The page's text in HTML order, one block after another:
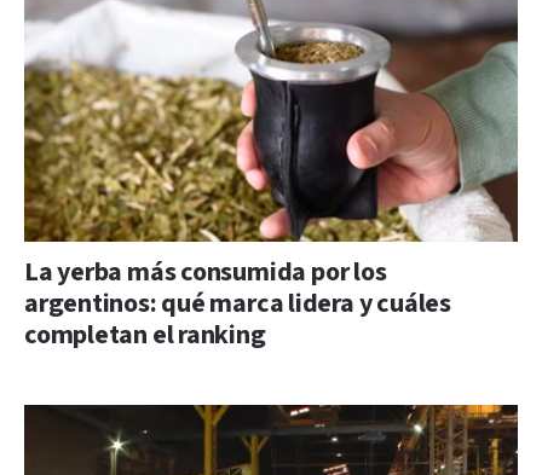
La yerba más consumida por los
argentinos: qué marca lidera y cuáles
completan el ranking